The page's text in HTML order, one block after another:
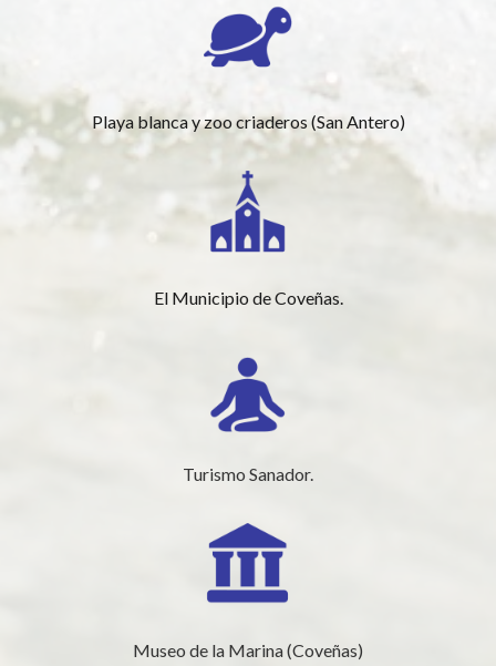
Playa blanca y zoo criaderos (San Antero)
El Municipio de Coveñas.
Turismo Sanador.
Museo de la Marina (Coveñas)